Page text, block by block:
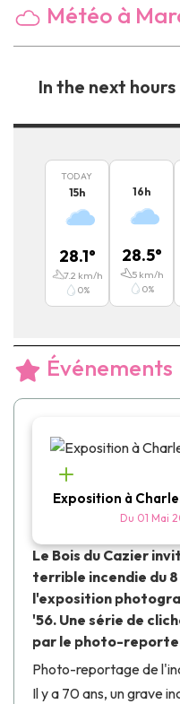
Météo à
In the next hours
TODAY
15h
28.1°
7.2 km/h
0%
16h
28.5°
5km/h
0%
Événements
Exposition à
Du 01 Mai
LeBois du Cazier
terrible incendie du
l'exposition
'56. Une série de
par le photo-
Photo-reportage de
Il y a 70 ans, un grave